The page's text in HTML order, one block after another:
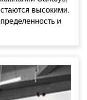
высокими.
и